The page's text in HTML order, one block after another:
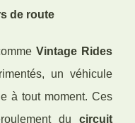
de route
Vintage Rides
un véhicule
à tout moment. Ces
du circuit